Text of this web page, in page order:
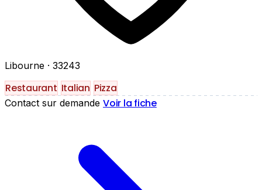
Libourne · 33243
Restaurant Italian Pizza
Contact sur demande Voir la fiche